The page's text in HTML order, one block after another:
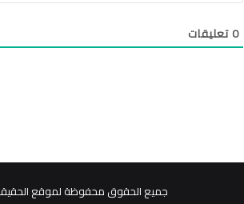
0تعليقات
جميع الحقوق محفوظة لموقع الحقيقة©